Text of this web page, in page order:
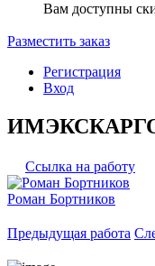
Вам доступны
Разместить заказ
Регистрация
Вход
Ссылка на работу
Роман Бортников
Предыдущая работа